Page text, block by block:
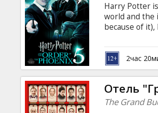
Harry Potter
world and the
because of
2час
Отель
The Grand